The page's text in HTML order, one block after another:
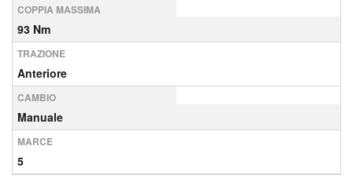
COPPIA MASSIMA
93 Nm
TRAZIONE
Anteriore
CAMBIO
Manuale
MARCE
5